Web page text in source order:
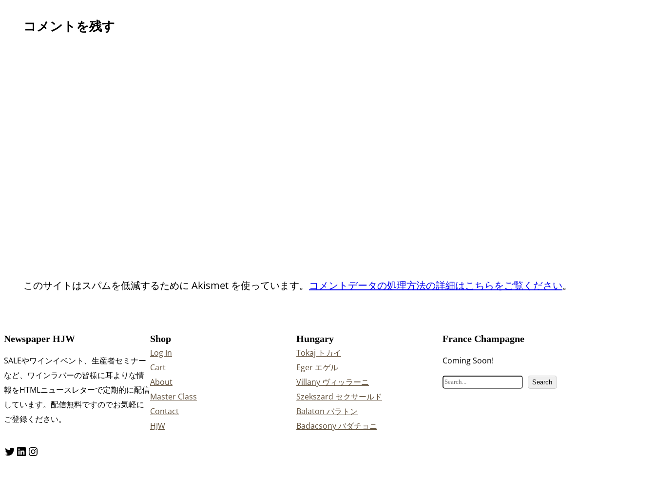
コメントを残す
このサイトはスパムを低減するために Akismet を使っています。 コメントデータの処理方法の詳細はこちらをご覧ください。
Newspaper HJW
SALEやワインイベント、生産者セミナー
など、ワインラバーの皆様に耳よりな情
報をHTMLニュースレターで定期的に配信
しています。配信無料ですのでお気軽に
ご登録ください。
Twitter LinkedIn Instagram
Shop
Log In
Cart
About
Master Class
Contact
HJW
Hungary
Tokaj トカイ
Eger エゲル
Villany ヴィッラーニ
Szekszard セクサールド
Balaton バラトン
Badacsony バダチョニ
France Champagne
Coming Soon!
検
Search